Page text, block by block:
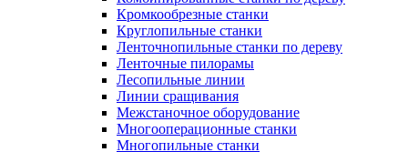
Кромкообрезные станки
Круглопильные станки
Ленточнопильные станки по дереву
Ленточные пилорамы
Лесопильные линии
Линии сращивания
Межстаночное оборудование
Многооперационные станки
Многопильные станки